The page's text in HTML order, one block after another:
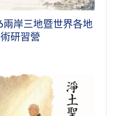
岸三地暨世界各地
研習營